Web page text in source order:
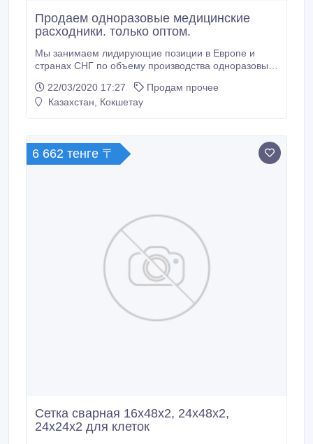
Продаем одноразовые медицинские
расходники. только оптом.
Мы занимаем лидирующие позиции в Европе и
странах СНГ по объему производства одноразовых
масок в год. Со все й продукцией вы можете
ознакомиться на сайте. Основным направлением
рассадников из нетканых материалов последнего
поколения.
22/03/2020 17:27
Продам прочее
Казахстан, Кокшетау
6 662 тенге 〒
Сетка сварная 16х48х2, 24х48х2,
24х24х2 для клеток